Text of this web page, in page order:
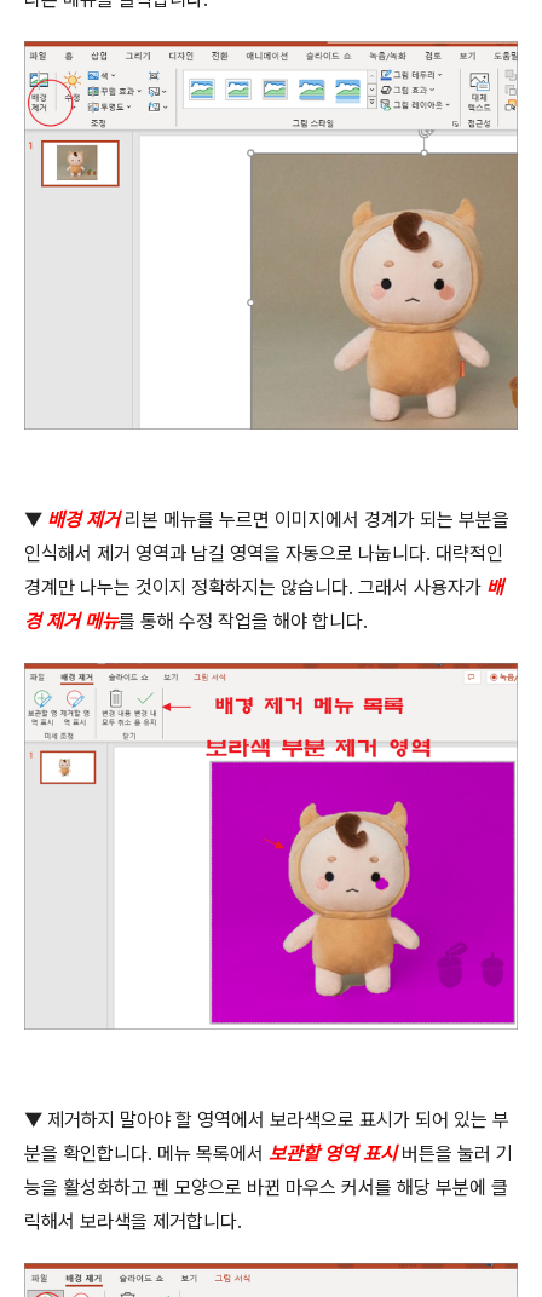
▼ 배경 제거 리본 메뉴를 누르면 이미지에서 경계가 되는 부분을
인식해서 제거 영역과 남길 영역을 자동으로 나눕니다. 대략적인
경계만 나누는 것이지 정확하지는 않습니다. 그래서 사용자가 배
경 제거 메뉴를 통해 수정 작업을 해야 합니다.
▼ 제거하지 말아야 할 영역에서 보라색으로 표시가 되어 있는 부
분을 확인합니다. 메뉴 목록에서 보관할 영역 표시 버튼을 눌러 기
능을 활성화하고 펜 모양으로 바뀐 마우스 커서를 해당 부분에 클
릭해서 보라색을 제거합니다.